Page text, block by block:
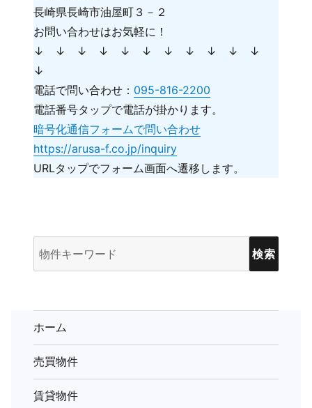
長崎県長崎市油屋町３－２
お問い合わせはお気軽に！
↓ ↓ ↓ ↓ ↓ ↓ ↓ ↓ ↓ ↓ ↓
↓
電話で問い合わせ： 095-816-2200
電話番号タップで電話が掛かります。
暗号化通信フォームで問い合わせ
https://arusa-f.co.jp/inquiry
URLタップでフォーム画面へ遷移します。
(キ
ー
ワ
ー
ド)
ホーム
売買物件
賃貸物件